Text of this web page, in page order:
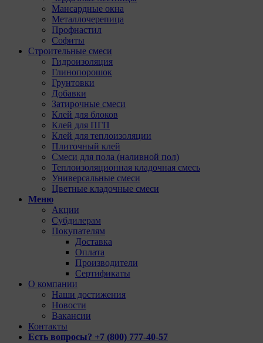
Мансардные окна
Металлочерепица
Профнастил
Софиты
Строительные смеси
Гидроизоляция
Глинопорошок
Грунтовки
Добавки
Затирочные смеси
Клей для блоков
Клей для ПГП
Клей для теплоизоляции
Плиточный клей
Смеси для пола (наливной пол)
Теплоизоляционная кладочная смесь
Универсальные смеси
Цветные кладочные смеси
Меню
Акции
Субдилерам
Покупателям
Доставка
Оплата
Производители
Сертификаты
О компании
Наши достижения
Новости
Вакансии
Контакты
Есть вопросы? +7 (800) 777-40-57